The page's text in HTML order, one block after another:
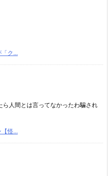
「ク...
人間とは言ってなかったわ騙され
【怪...